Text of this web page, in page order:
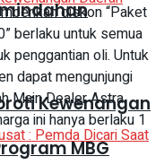
Kewenangan
MBG
diskon “Paket
berlaku untuk semua
penggantian oli. Untuk
dapat mengunjungi
Main Dealer Astra
ini hanya berlaku 1